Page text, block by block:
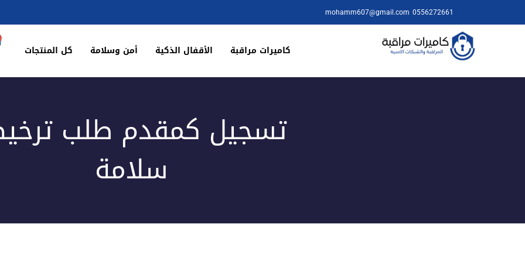
0556272661
mohamm607@gmail.com
كاميرات مراقبة الأقفال الذكية أمن وسلامة كل المنتجات
تسجيل كمقدم طلب
سلامة